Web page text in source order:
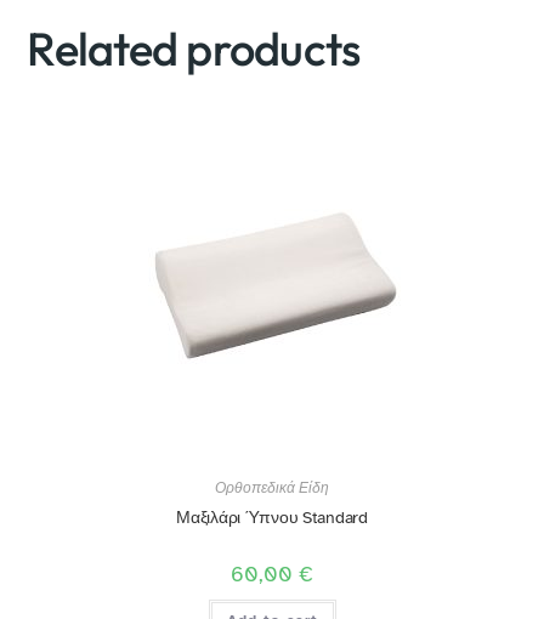
Related products
Ορθοπεδικά Είδη
Μαξιλάρι Ύπνου Standard
60,00 €